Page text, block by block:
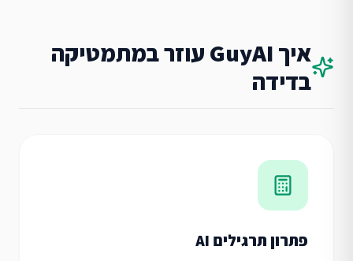
איך GuyAI עוזר ב
מתמטיקה
בדידה
פתרון תרגילים AI